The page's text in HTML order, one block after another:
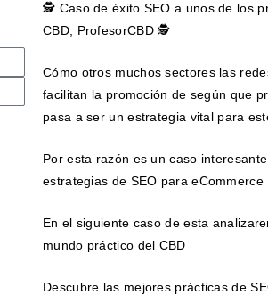
🕵 Caso de éxito SEO a unos de los
CBD, ProfesorCBD 🕵
Cómo otros muchos sectores las
facilitan la promoción de según que
pasa a ser un estrategia vital para
Por esta razón es un caso
estrategias de SEO para eCommerce
En el siguiente caso de esta
mundo práctico del CBD
Descubre las mejores prácticas de